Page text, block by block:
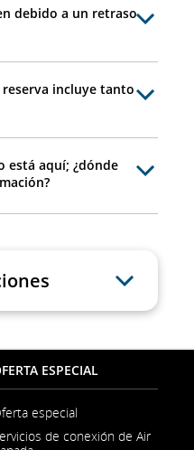
debido a un retraso
incluye tanto
está aquí; ¿dónde
ESPECIAL
especial
de conexión de Air